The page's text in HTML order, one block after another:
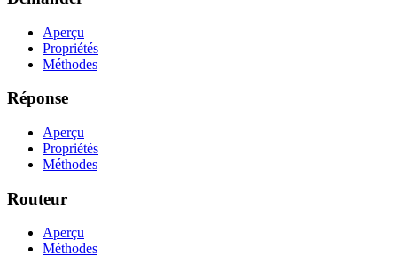
Aperçu
Propriétés
Méthodes
Réponse
Aperçu
Propriétés
Méthodes
Routeur
Aperçu
Méthodes